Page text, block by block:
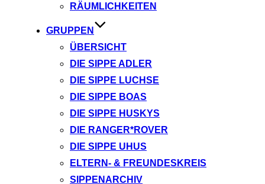
RÄUMLICHKEITEN
GRUPPEN
ÜBERSICHT
DIE SIPPE ADLER
DIE SIPPE LUCHSE
DIE SIPPE BOAS
DIE SIPPE HUSKYS
DIE RANGER*ROVER
DIE SIPPE UHUS
ELTERN- & FREUNDESKREIS
SIPPENARCHIV